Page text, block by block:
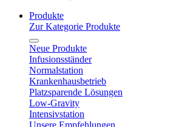
Produkte
Zur Kategorie Produkte
Neue Produkte
Infusionsständer
Normalstation
Krankenhausbetrieb
Platzsparende Lösungen
Low-Gravity
Intensivstation
Unsere Empfehlungen